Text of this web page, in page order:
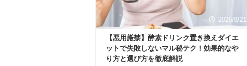
愛犬のデ ...
2025/8/21
【悪用厳禁】酵素ドリンク置き換えダイエ
ットで失敗しないマル秘テク！効果的なや
り方と選び方を徹底解説